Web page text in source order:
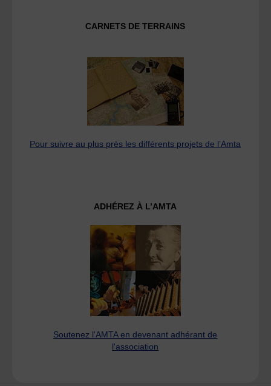
CARNETS DE TERRAINS
Pour suivre au plus près les différents projets de l’Amta
ADHÉREZ À L’AMTA
Soutenez l'AMTA en devenant adhérant de
l'association